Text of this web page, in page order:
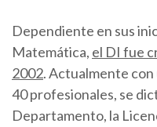
Dependiente en sus
Matemática, el DI fue
2002. Actualmente
40 profesionales, se
Departamento, la